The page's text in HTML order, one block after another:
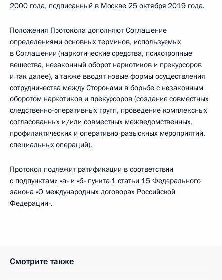
2000 года, подписанный в Москве 25 октября 2019 года.
Положения Протокола дополняют Соглашение
определениями основных терминов, используемых
в Соглашении (наркотические средства, психотропные
вещества, незаконный оборот наркотиков и прекурсоров
и так далее), а также вводят новые формы осуществления
сотрудничества между Сторонами в борьбе с незаконным
оборотом наркотиков и прекурсоров (создание совместных
следственно-оперативных групп, проведение комплексных
согласованных и/или совместных межведомственных,
профилактических и оперативно-разыскных мероприятий,
специальных операций).
Протокол подлежит ратификации в соответствии
с подпунктами «а» и «б» пункта 1 статьи 15 Федерального
закона «О международных договорах Российской
Федерации».
Смотрите также